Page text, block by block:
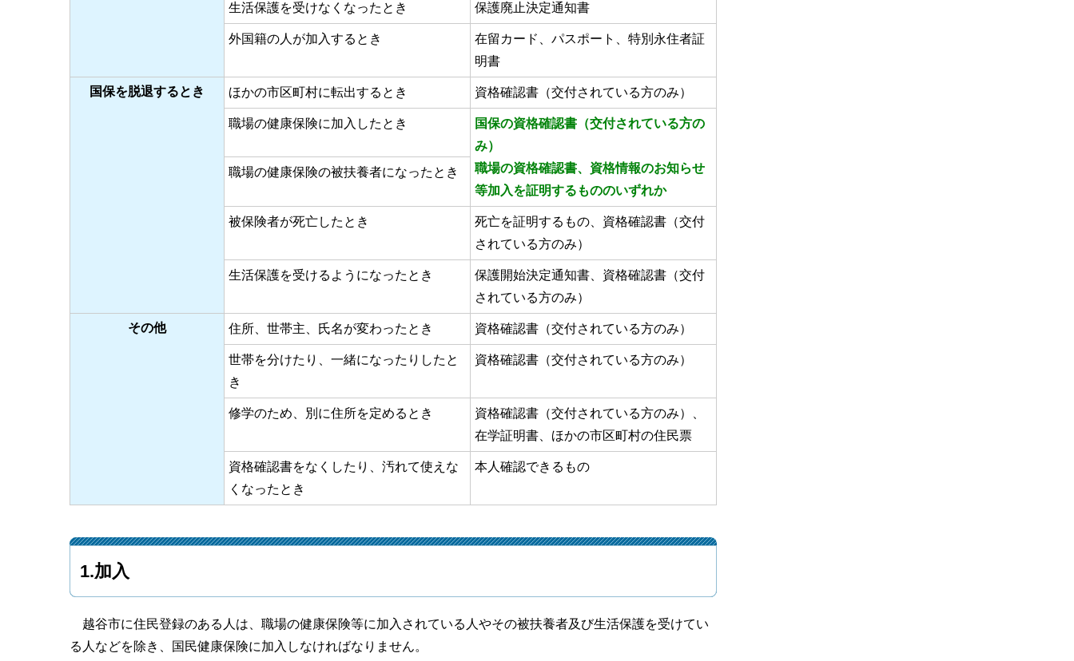
生活保護を受けなくなったとき 保護廃止決定通知書
外国籍の人が加入するとき
在留カード、パスポート、特別永住者証
明書
国保を脱退するとき ほかの市区町村に転出するとき 資格確認書（交付されている方のみ）
職場の健康保険に加入したとき
国保の資格確認書（交付されている方の
み）
職場の資格確認書、資格情報のお知らせ
等加入を証明するもののいずれか
職場の健康保険の被扶養者になったとき
被保険者が死亡したとき
死亡を証明するもの、資格確認書（交付
されている方のみ）
生活保護を受けるようになったとき
保護開始決定通知書、資格確認書（交付
されている方のみ）
その他 住所、世帯主、氏名が変わったとき 資格確認書（交付されている方のみ）
世帯を分けたり、一緒になったりしたと
き
資格確認書（交付されている方のみ）
修学のため、別に住所を定めるとき
資格確認書（交付されている方のみ）、
在学証明書、ほかの市区町村の住民票
資格確認書をなくしたり、汚れて使えな
くなったとき
本人確認できるもの
1.加入
越谷市に住民登録のある人は、職場の健康保険等に加入されている人やその被扶養者及び生活保護を受けてい
る人などを除き、国民健康保険に加入しなければなりません。